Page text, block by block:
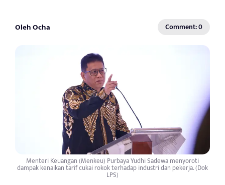
Oleh Ocha Comment: 0
Menteri Keuangan (Menkeu) Purbaya Yudhi Sadewa menyoroti
dampak kenaikan tarif cukai rokok terhadap industri dan pekerja. (Dok
LPS)